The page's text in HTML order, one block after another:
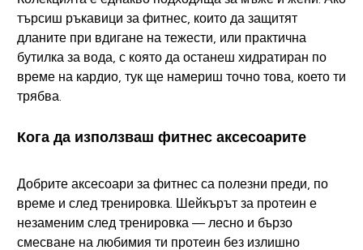
търсиш ръкавици за фитнес, които да защитят
дланите при вдигане на тежести, или практична
бутилка за вода, с която да останеш хидратиран по
време на кардио, тук ще намериш точно това, което ти
трябва.
Кога да използваш фитнес аксесоарите
Добрите аксесоари за фитнес са полезни преди, по
време и след тренировка. Шейкърът за протеин е
незаменим след тренировка — лесно и бързо
смесване на любимия ти протеин без излишно